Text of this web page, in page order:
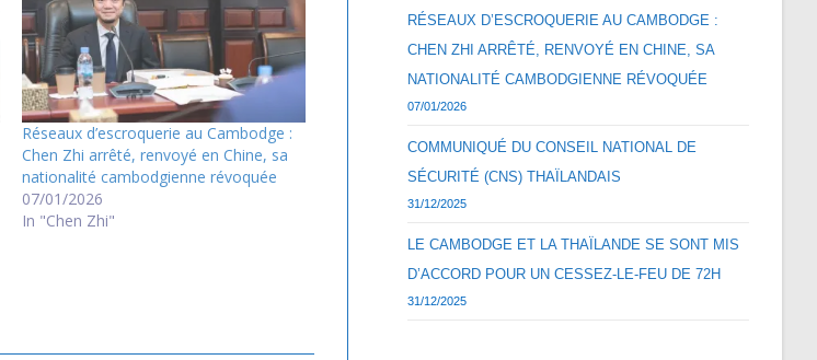
Réseaux d’escroquerie au Cambodge :
Chen Zhi arrêté, renvoyé en Chine, sa
nationalité cambodgienne révoquée
07/01/2026
In "Chen Zhi"
RÉSEAUX D’ESCROQUERIE AU CAMBODGE :
CHEN ZHI ARRÊTÉ, RENVOYÉ EN CHINE, SA
NATIONALITÉ CAMBODGIENNE RÉVOQUÉE
07/01/2026
COMMUNIQUÉ DU CONSEIL NATIONAL DE
SÉCURITÉ (CNS) THAÏLANDAIS
31/12/2025
LE CAMBODGE ET LA THAÏLANDE SE SONT MIS
D’ACCORD POUR UN CESSEZ-LE-FEU DE 72H
31/12/2025